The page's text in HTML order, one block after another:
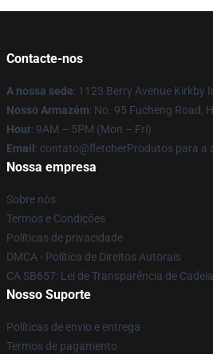
Contacte-nos
A nossa sede: 1123 Berry Avenue Kirkby
Nosso Armazém: No. 95 Fucheng Road,
Hour: 9AM – 5PM (Mon – Fri)
Email : contato@fletcherProdutos para a
Nossa empresa
Sobre nós
Termos e Condições
Políticas de privacidade
DMCA - Política de Direitos Autorais
CA SB657: Lei de Transparência de
Nosso Suporte
Políticas de envio e entrega
Termos de pagamento